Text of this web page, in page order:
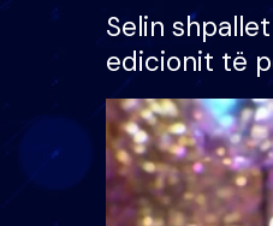
Selin
edicionit të
Brother VIP,
çmimin e
mijë eurosh